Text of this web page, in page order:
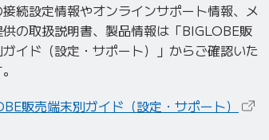
続設定情報やオンラインサポート情報、メ
の取扱説明書、製品情報は「BIGLOBE販
イド（設定・サポート）」からご確認いた
販売端末別ガイド（設定・サポート） （新